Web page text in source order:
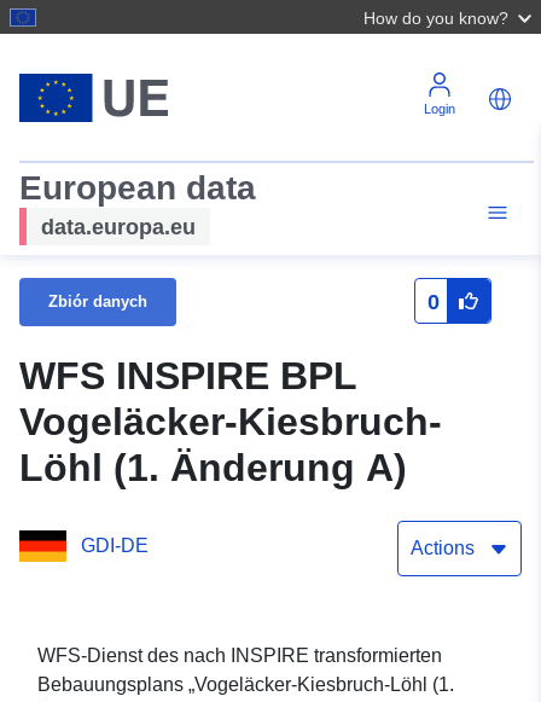
How do you know?
Login
European data
data.europa.eu
Zbiór danych 0
WFS INSPIRE BPL
Vogeläcker-Kiesbruch-
Löhl (1. Änderung A)
GDI-DE Actions
WFS-Dienst des nach INSPIRE transformierten
Bebauungsplans „Vogeläcker-Kiesbruch-Löhl (1.